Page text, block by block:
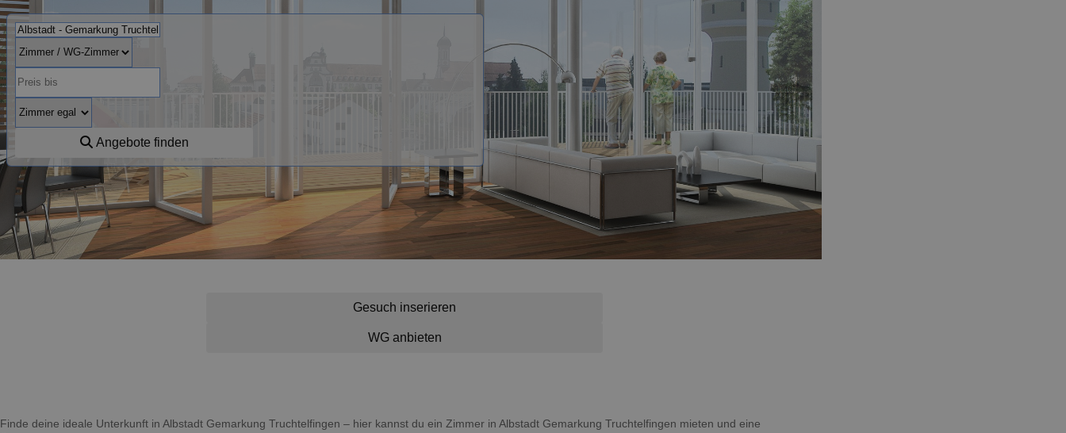
Angebote finden
Gesuch inserieren
WG anbieten
Finde deine ideale Unterkunft in Albstadt Gemarkung Truchtelfingen – hier kannst du ein Zimmer in Albstadt Gemarkung Truchtelfingen mieten und eine